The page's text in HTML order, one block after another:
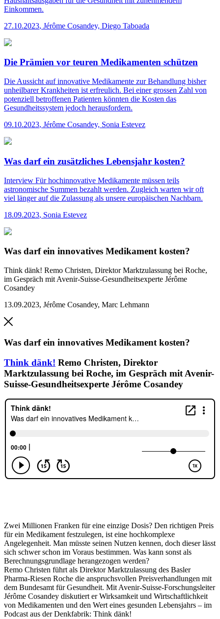
Einkommen.
27.10.2023, Jérôme Cosandey, Diego Taboada
Die Prämien vor teuren Medikamenten schützen
Die Aussicht auf innovative Medikamente zur Behandlung bisher
unheilbarer Krankheiten ist erfreulich. Bei einer grossen Zahl von
potenziell betroffenen Patienten könnten die Kosten das
Gesundheitssystem jedoch herausfordern.
09.10.2023, Jérôme Cosandey, Sonia Estevez
Was darf ein zusätzliches Lebensjahr kosten?
Interview Für hochinnovative Medikamente müssen teils
astronomische Summen bezahlt werden. Zugleich warten wir oft
viel länger auf die Zulassung als unsere europäischen Nachbarn.
18.09.2023, Sonia Estevez
Was darf ein innovatives Medikament kosten?
Think dänk! Remo Christen, Direktor Marktzulassung bei Roche,
im Gespräch mit Avenir-Suisse-Gesundheitsexperte Jérôme
Cosandey
13.09.2023, Jérôme Cosandey, Marc Lehmann
Was darf ein innovatives Medikament kosten?
Think dänk! Remo Christen, Direktor
Marktzulassung bei Roche, im Gespräch mit Avenir-
Suisse-Gesundheitsexperte Jérôme Cosandey
Zwei Millionen Franken für eine einzige Dosis? Den richtigen Preis
für ein Medikament festzulegen, ist eine hochkomplexe
Angelegenheit. Man müsste seinen Nutzen kennen, doch dieser lässt
sich schwer schon im Voraus bestimmen. Was kann sonst als
Berechnungsgrundlage herangezogen werden?
Remo Christen führt als Direktor Marktzulassung des Basler
Pharma-Riesen Roche die anspruchsvollen Preisverhandlungen mit
dem Bundesamt für Gesundheit. Mit Avenir-Suisse-Forschungsleiter
Jérôme Cosandey diskutiert er Wirksamkeit und Wirtschaftlichkeit
von Medikamenten und den Wert eines gesunden Lebensjahrs – im
Podcast aus der Denkfabrik: Think dänk!